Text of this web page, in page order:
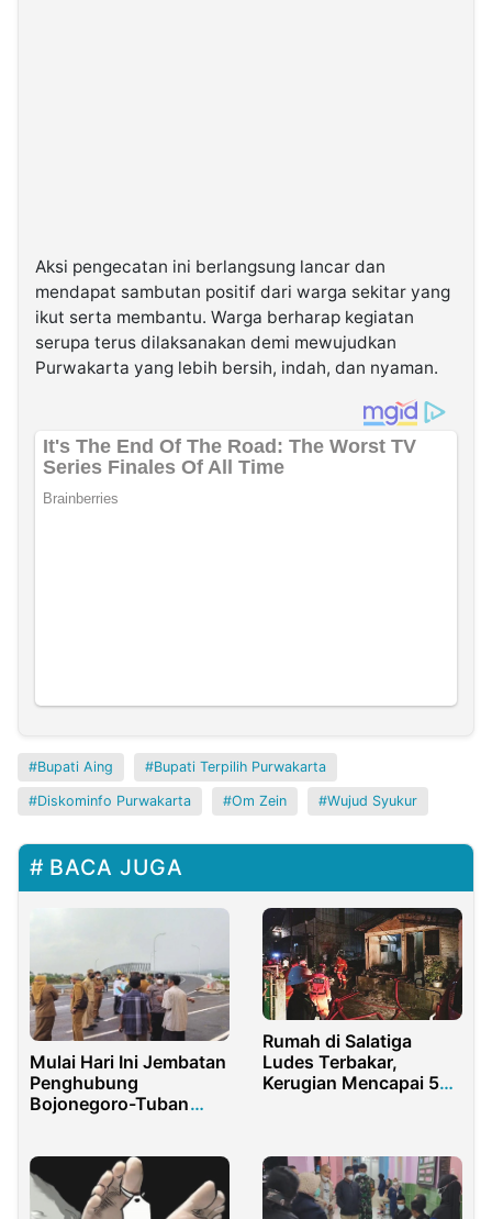
Aksi pengecatan ini berlangsung lancar dan
mendapat sambutan positif dari warga sekitar yang
ikut serta membantu. Warga berharap kegiatan
serupa terus dilaksanakan demi mewujudkan
Purwakarta yang lebih bersih, indah, dan nyaman.
Bupati Aing Bupati Terpilih Purwakarta
Diskominfo Purwakarta Om Zein Wujud Syukur
BACA JUGA
Mulai Hari Ini Jembatan
Penghubung
Bojonegoro-Tuban
Rumah di Salatiga
Ludes Terbakar,
Kerugian Mencapai 50